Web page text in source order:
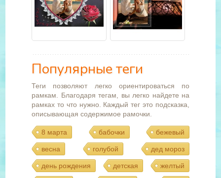
Популярные теги
Теги позволяют легко ориентироваться по
рамкам. Благодаря тегам, вы легко найдете на
рамках то что нужно. Каждый тег это подсказка,
описывающая содержимое рамочки.
8 марта бабочки бежевый
весна голубой дед мороз
день рождения детская желтый